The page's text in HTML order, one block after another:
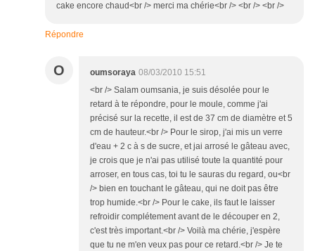
cake encore chaud<br /> merci ma chérie<br /> <br /> <br />
Répondre
O oumsoraya 08/03/2010 15:51
<br /> Salam oumsania, je suis désolée pour le
retard à te répondre, pour le moule, comme j'ai
précisé sur la recette, il est de 37 cm de diamètre et 5
cm de hauteur.<br /> Pour le sirop, j'ai mis un verre
d'eau + 2 c à s de sucre, et jai arrosé le gâteau avec,
je crois que je n'ai pas utilisé toute la quantité pour
arroser, en tous cas, toi tu le sauras du regard, ou<br
/> bien en touchant le gâteau, qui ne doit pas être
trop humide.<br /> Pour le cake, ils faut le laisser
refroidir complétement avant de le découper en 2,
c'est très important.<br /> Voilà ma chérie, j'espère
que tu ne m'en veux pas pour ce retard.<br /> Je te